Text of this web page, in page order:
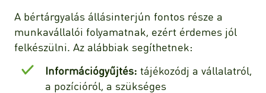
A bértárgyalás állásinterjún fontos része a
munkavállalói folyamatnak, ezért érdemes jól
felkészülni. Az alábbiak segíthetnek:
Információgyűjtés: tájékozódj a vállalatról,
a pozícióról, a szükséges